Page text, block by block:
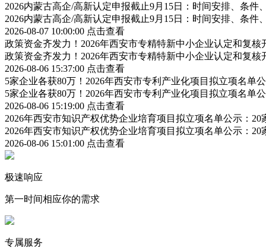
2026内蒙古高企/高新认定申报截止9月15日：时间安排、条件
2026内蒙古高企/高新认定申报截止9月15日：时间安排、条件
2026-08-07 10:00:00 点击查看
政策资金齐发力！2026年西安市专精特新中小企业认定和复
政策资金齐发力！2026年西安市专精特新中小企业认定和复
2026-08-06 15:37:00 点击查看
5家企业各获80万！2026年西安市专利产业化项目拟立项名单
5家企业各获80万！2026年西安市专利产业化项目拟立项名单
2026-08-06 15:19:00 点击查看
2026年西安市知识产权优势企业培育项目拟立项名单公示：
2026年西安市知识产权优势企业培育项目拟立项名单公示：
2026-08-06 15:01:00 点击查看
极速响应
第一时间相应你的需求
专属服务